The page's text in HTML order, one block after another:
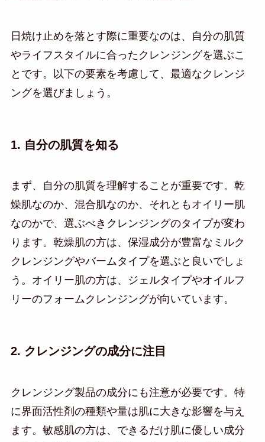
日焼け止めを落とす際に重要なのは、自分の肌質
やライフスタイルに合ったクレンジングを選ぶこ
とです。以下の要素を考慮して、最適なクレンジ
ングを選びましょう。
1. 自分の肌質を知る
まず、自分の肌質を理解することが重要です。乾
燥肌なのか、混合肌なのか、それともオイリー肌
なのかで、選ぶべきクレンジングのタイプが変わ
ります。乾燥肌の方は、保湿成分が豊富なミルク
クレンジングやバームタイプを選ぶと良いでしょ
う。オイリー肌の方は、ジェルタイプやオイルフ
リーのフォームクレンジングが向いています。
2. クレンジングの成分に注目
クレンジング製品の成分にも注意が必要です。特
に界面活性剤の種類や量は肌に大きな影響を与え
ます。敏感肌の方は、できるだけ肌に優しい成分